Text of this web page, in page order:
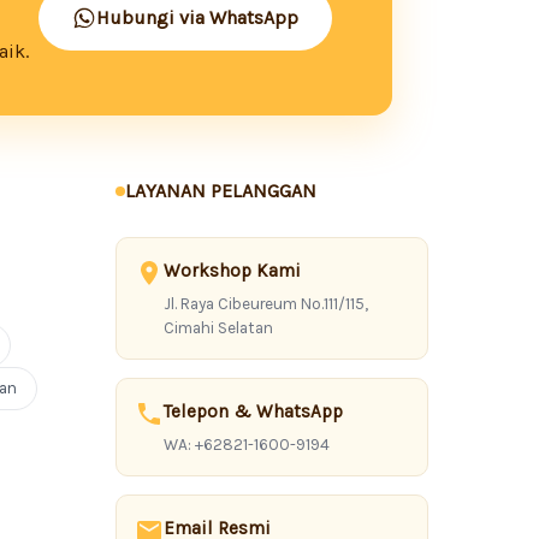
Hubungi via WhatsApp
LAYANAN PELANGGAN
Workshop Kami
Jl. Raya Cibeureum No.111/115,
Cimahi Selatan
Telepon & WhatsApp
WA: +62821-1600-9194
Email Resmi